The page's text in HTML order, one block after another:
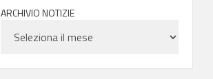
ARCHIVIO NOTIZIE